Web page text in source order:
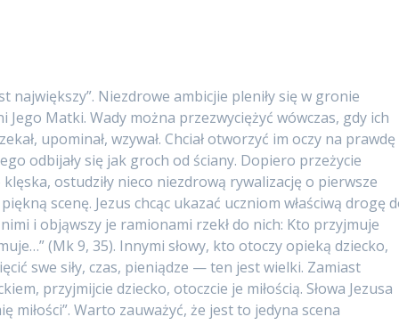
największy”. Niezdrowe ambicjie pleniły się w gronie
Jego Matki. Wady można przezwyciężyć wówczas, gdy ich
upominał, wzywał. Chciał otworzyć im oczy na prawdę
odbijały się jak groch od ściany. Dopiero przeżycie
ostudziły nieco niezdrową rywalizację o pierwsze
scenę. Jezus chcąc ukazać uczniom właściwą drogę
i objąwszy je ramionami rzekł do nich: Kto przyjmuje
(Mk 9, 35). Innymi słowy, kto otoczy opieką dziecko,
swe siły, czas, pieniądze — ten jest wielki. Zamiast
przyjmijcie dziecko, otoczcie je miłością. Słowa Jezusa
miłości”. Warto zauważyć, że jest to jedyna scena